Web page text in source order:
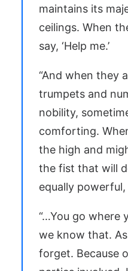
maintains its
ceilings. When
say, ‘Help me.’
“And when they
trumpets and
nobility,
comforting.
the high and
the fist that will
equally
“…You go where
we know that.
forget. Because